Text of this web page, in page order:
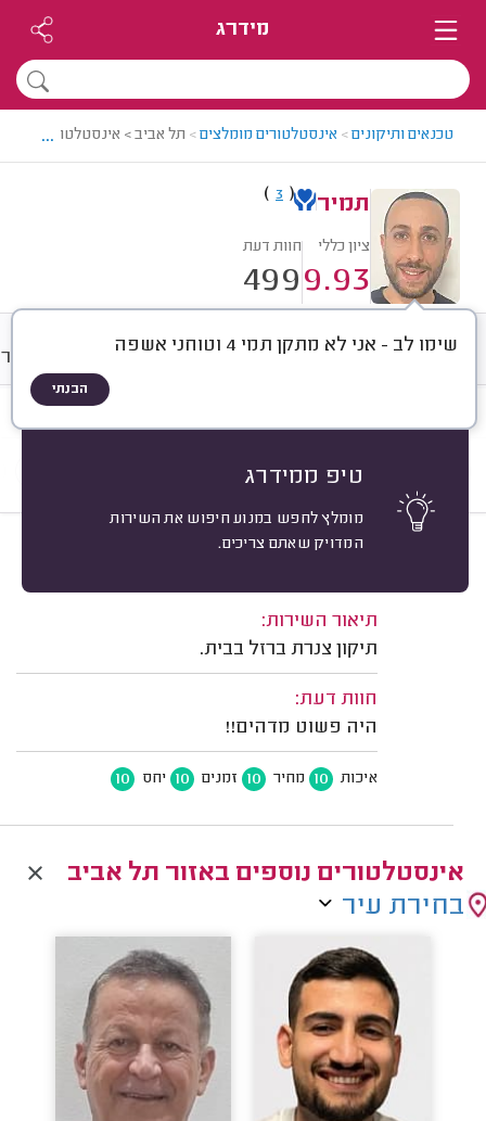
מידרג
טכנאים ותיקונים> אינסטלטורים מומלצים> תל אביב > אינסטלטור מומלץ
...
תמיר (
3
)
ציון כללי
9.93
חוות דעת
499
שימו לב - אני לא מתקן תמי 4 וטוחני אשפה
הבנתי
טיפ ממידרג
מומלץ לחפש במנוע חיפוש את השירות
המדויק שאתם צריכים.
חוות דעת מחירים ממוצע
סוגי סתימות
יוסי ש. רמלה.
תיאור השירות:
תיקון צנרת ברזל בבית.
חוות דעת:
היה פשוט מדהים!!
איכות 10 מחיר 10 זמנים 10 יחס 10
אינסטלטורים נוספים באזור תל אביב
בחירת עיר